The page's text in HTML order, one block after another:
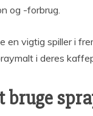
og -forbrug.
vigtig spiller i
i deres
bruge